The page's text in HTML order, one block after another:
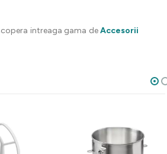
intreaga gama deAccesorii